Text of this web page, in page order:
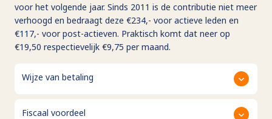
voor het volgende jaar. Sinds 2011 is de contributie niet meer
verhoogd en bedraagt deze €234,- voor actieve leden en
€117,- voor post-actieven. Praktisch komt dat neer op
€19,50 respectievelijk €9,75 per maand.
Wijze van betaling
Fiscaal voordeel